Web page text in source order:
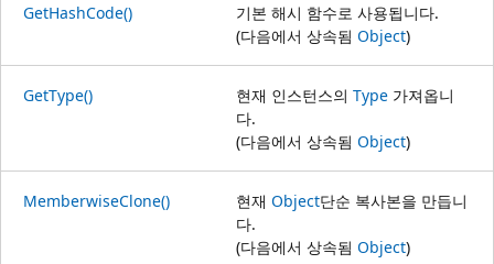
GetHashCode()
기본 해시 함수로 사용됩니다.
(다음에서 상속됨 Object)
GetType() 현재 인스턴스의 Type 가져옵니
다.
(다음에서 상속됨 Object)
MemberwiseClone() 현재 Object단순 복사본을 만듭니
다.
(다음에서 상속됨 Object)